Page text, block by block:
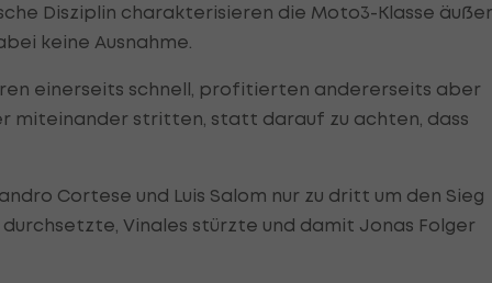
Disziplin charakterisieren die Moto3-Klasse
keine Ausnahme.
einerseits schnell, profitierten andererseits aber
miteinander stritten, statt darauf zu achten, dass
Cortese und Luis Salom nur zu dritt um den Sieg
Vinales stürzte und damit Jonas Folger